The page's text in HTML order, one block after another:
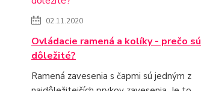
02.11.2020
Ovládacie ramená a kolíky - prečo sú
dôležité?
Ramená zavesenia s čapmi sú jedným z